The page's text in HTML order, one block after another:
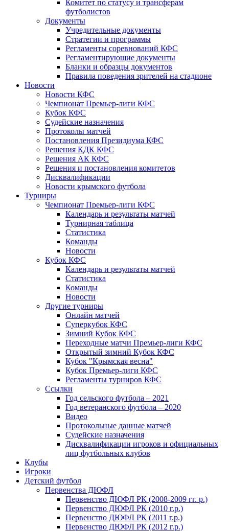
Комитет по статусу и трансферам
футболистов
Документы
Учредительные документы
Стратегии и программы
Регламенты соревнований КФС
Регламентирующие документы
Бланки и образцы документов
Правила поведения зрителей на стадионе
Новости
Новости КФС
Чемпионат Премьер-лиги КФС
Кубок КФС
Судейские назначения
Протоколы матчей
Постановления Президиума КФС
Решения КДК КФС
Решения АК КФС
Решения и постановления комитетов
Дисквалификации
Новости крымского футбола
Турниры
Чемпионат Премьер-лиги КФС
Календарь и результаты матчей
Турнирная таблица
Статистика
Команды
Новости
Кубок КФС
Календарь и результаты матчей
Статистика
Команды
Новости
Другие турниры
Онлайн матчей
Суперкубок КФС
Зимний Кубок КФС
Переходные матчи Премьер-лиги КФС
Открытый зимний Кубок КФС
Кубок "Крымская весна"
Кубок Премьер-лиги КФС
Регламенты турниров КФС
Ссылки
Год сельского футбола – 2021
Год ветеранского футбола – 2020
Видео
Протокольные данные матчей
Судейские назначения
Дисквалификации игроков и официальных
лиц футбольных клубов
Клубы
Игроки
Детский футбол
Первенства ДЮФЛ
Первенство ДЮФЛ РК (2008-2009 гг. р.)
Первенство ДЮФЛ РК (2010 г.р.)
Первенство ДЮФЛ РК (2011 г.р.)
Первенство ДЮФЛ РК (2012 г.р.)